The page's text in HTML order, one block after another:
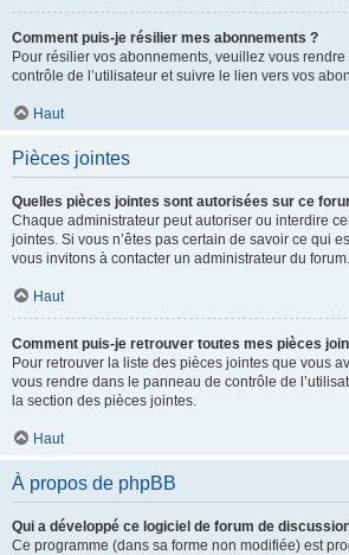
Comment puis-je résilier mes abonnements ?
Pour résilier vos abonnements, veuillez vous
contrôle de l’utilisateur et suivre le lien vers vos
Haut
Pièces jointes
Quelles pièces jointes sont autorisées sur ce
Chaque administrateur peut autoriser ou interdire
jointes. Si vous n’êtes pas certain de savoir ce qui
vous invitons à contacter un administrateur du forum.
Haut
Comment puis-je retrouver toutes mes pièces
Pour retrouver la liste des pièces jointes que vous
vous rendre dans le panneau de contrôle de
la section des pièces jointes.
Haut
À propos de phpBB
Qui a développé ce logiciel de forum de
Ce programme (dans sa forme non modifiée) est